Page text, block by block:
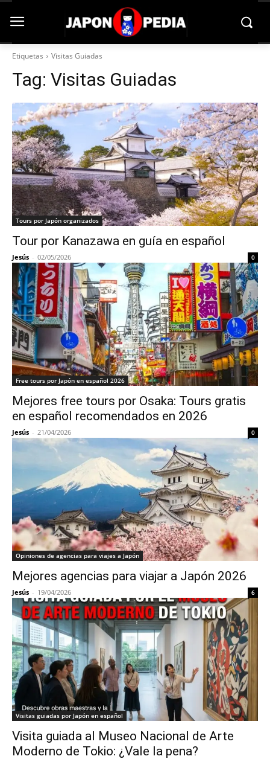
Etiquetas Visitas Guiadas
Tag: Visitas Guiadas
Tours por Japón organizados
Tour por Kanazawa en guía en español
Jesús - 02/05/2026 0
Free tours por Japón en español 2026
Mejores free tours por Osaka: Tours gratis
en español recomendados en 2026
Jesús - 21/04/2026 0
Opiniones de agencias para viajes a Japón
Mejores agencias para viajar a Japón 2026
Jesús - 19/04/2026 6
Visitas guiadas por Japón en español
Visita guiada al Museo Nacional de Arte
Moderno de Tokio: ¿Vale la pena?